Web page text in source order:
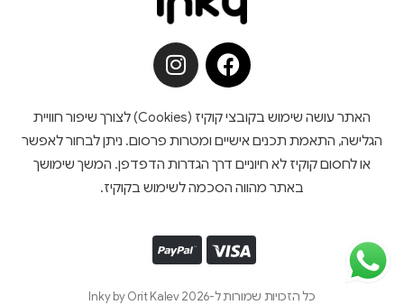
האתר עושה שימוש בקובצי קוקיז (Cookies) לצורך שיפור חוויית
הגלישה, התאמת תכנים אישיים ומטרות פרסום. ניתן לבחור לאפשר
או לחסום קוקיז לא חיוניים דרך הגדרות הדפדפן. המשך שימושך
באתר מהווה הסכמה לשימוש בקוקיז.
כל הזכויות שמורות ל-Inky by Orit Kalev 2026